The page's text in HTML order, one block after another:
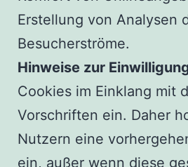
Erstellung von Analysen
Besucherströme.
Hinweise zur
Cookies im Einklang mit
Vorschriften ein. Daher
Nutzern eine
ein, außer wenn diese